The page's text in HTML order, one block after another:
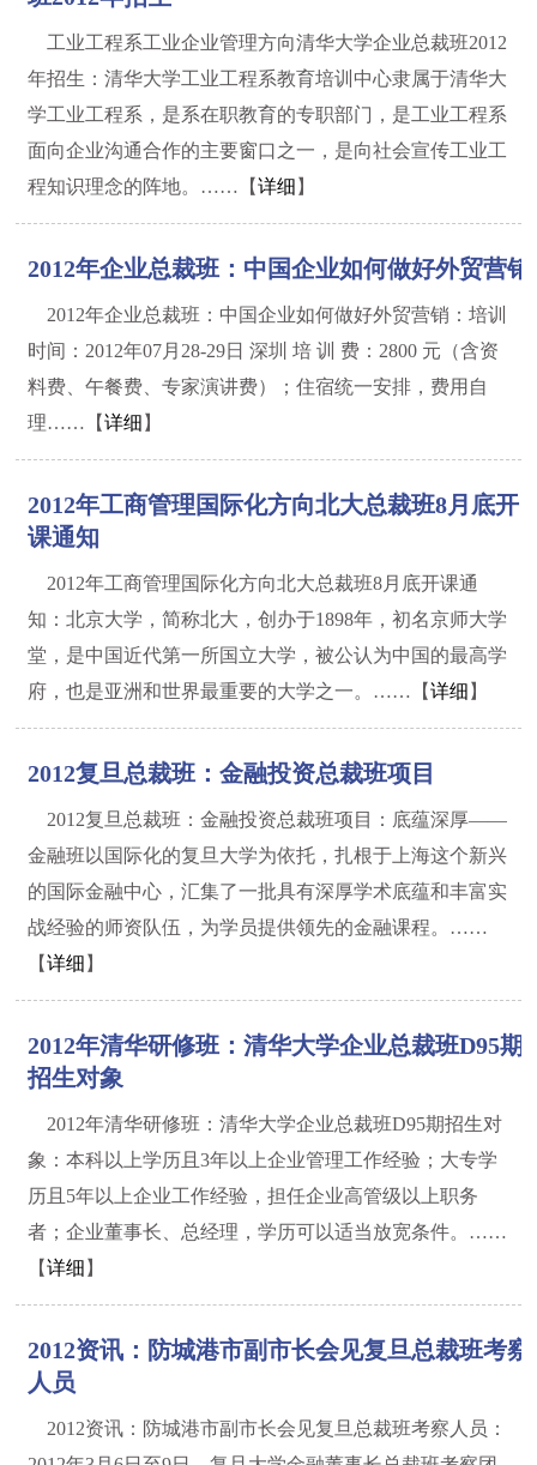
工业工程系工业企业管理方向清华大学企业总裁班2012
年招生：清华大学工业工程系教育培训中心隶属于清华大
学工业工程系，是系在职教育的专职部门，是工业工程系
面向企业沟通合作的主要窗口之一，是向社会宣传工业工
程知识理念的阵地。……【详细 】
2012年企业总裁班：中国企业如何做好外贸营销
2012年企业总裁班：中国企业如何做好外贸营销：培训
时间：2012年07月28-29日 深圳 培 训 费：2800 元（含资
料费、午餐费、专家演讲费）；住宿统一安排，费用自
理……【详细 】
2012年工商管理国际化方向北大总裁班8月底开
课通知
2012年工商管理国际化方向北大总裁班8月底开课通
知：北京大学，简称北大，创办于1898年，初名京师大学
堂，是中国近代第一所国立大学，被公认为中国的最高学
府，也是亚洲和世界最重要的大学之一。……【详细 】
2012复旦总裁班：金融投资总裁班项目
2012复旦总裁班：金融投资总裁班项目：底蕴深厚——
金融班以国际化的复旦大学为依托，扎根于上海这个新兴
的国际金融中心，汇集了一批具有深厚学术底蕴和丰富实
战经验的师资队伍，为学员提供领先的金融课程。……
【详细 】
2012年清华研修班：清华大学企业总裁班D95期
招生对象
2012年清华研修班：清华大学企业总裁班D95期招生对
象：本科以上学历且3年以上企业管理工作经验；大专学
历且5年以上企业工作经验，担任企业高管级以上职务
者；企业董事长、总经理，学历可以适当放宽条件。……
【详细 】
2012资讯：防城港市副市长会见复旦总裁班考察
人员
2012资讯：防城港市副市长会见复旦总裁班考察人员：